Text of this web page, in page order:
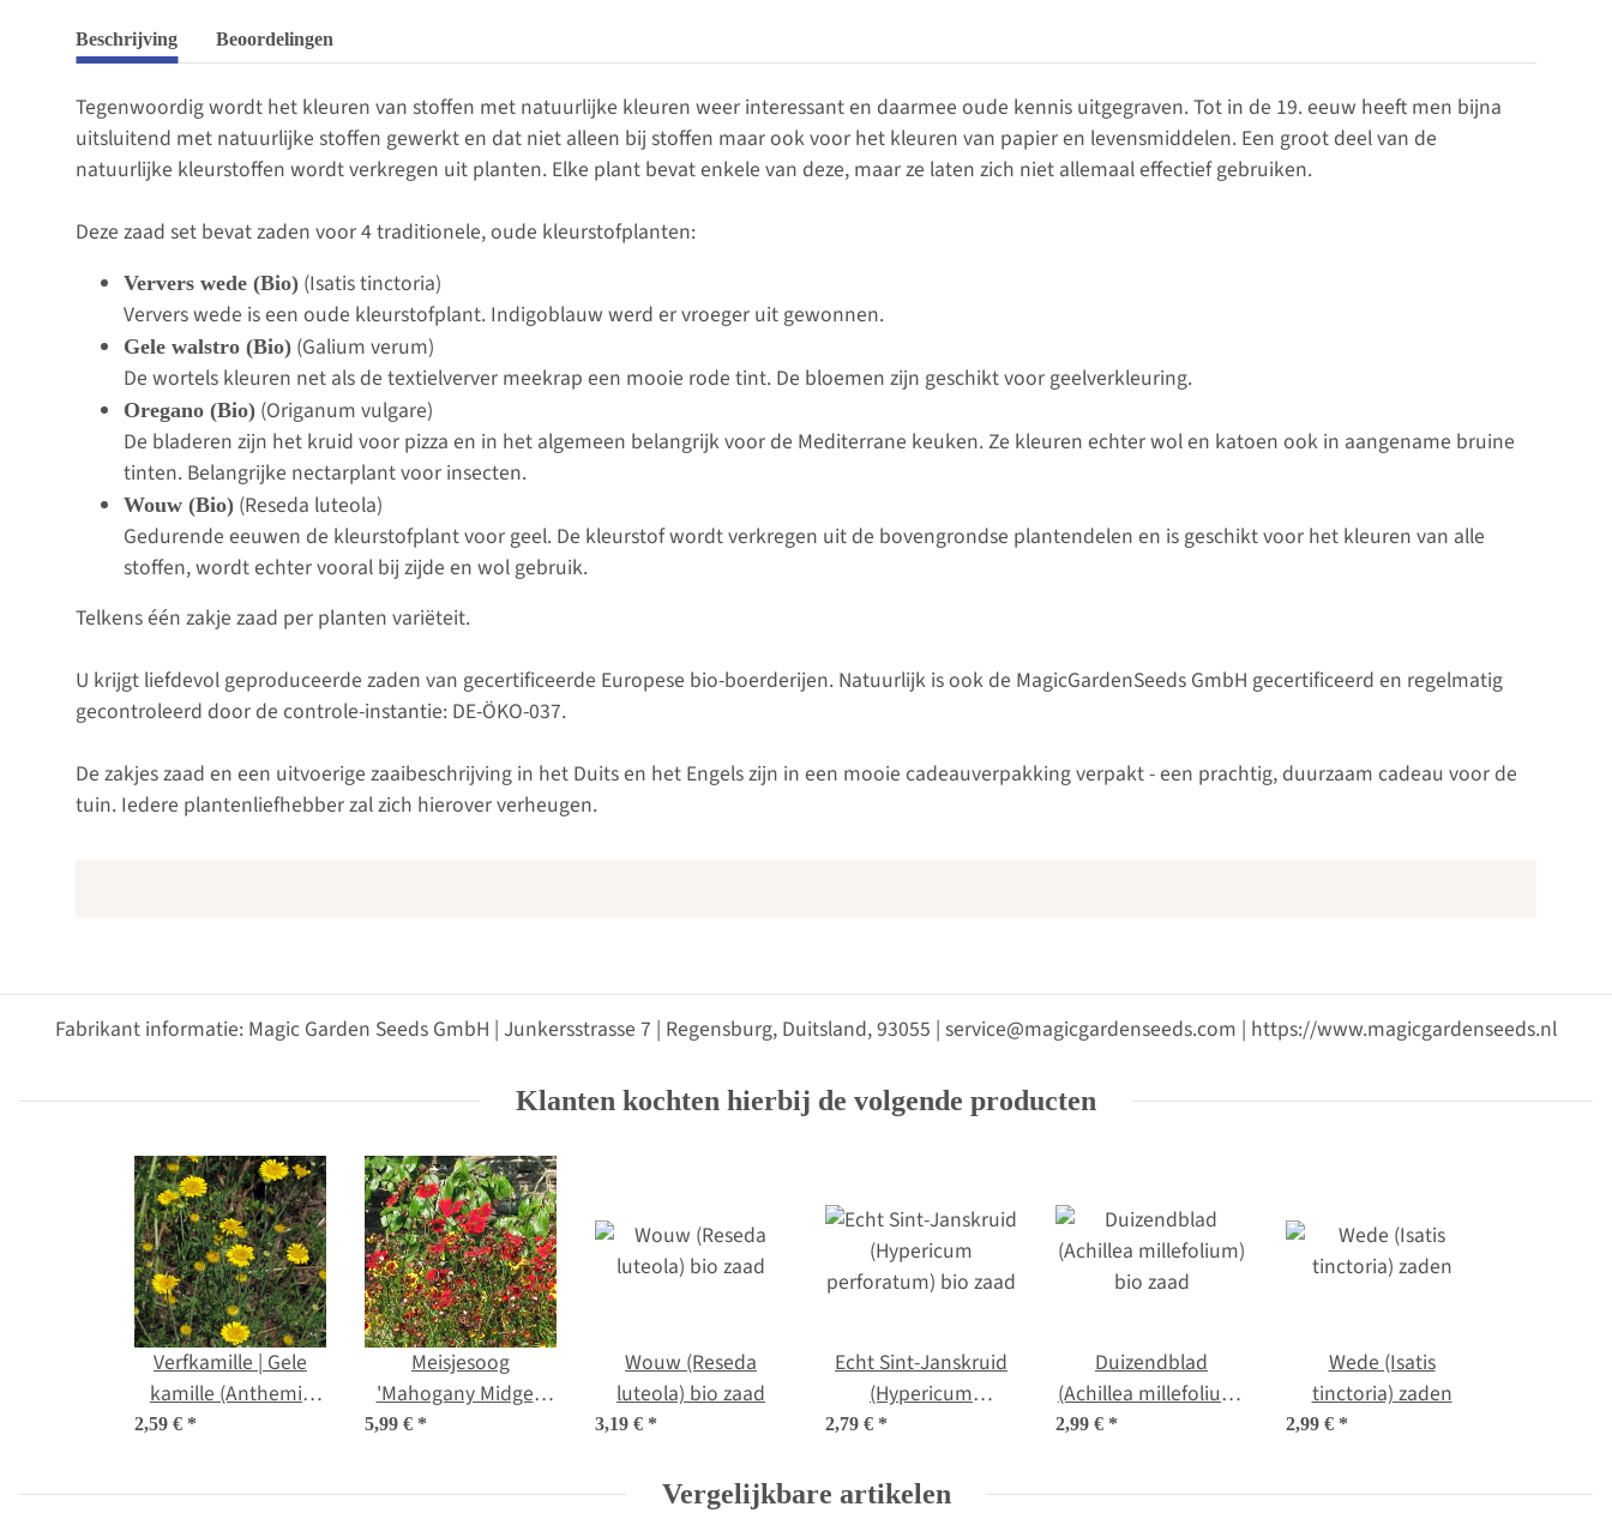
Beschrijving Beoordelingen
Tegenwoordig wordt het kleuren van stoffen met natuurlijke kleuren weer interessant en daarmee oude kennis uitgegraven. Tot in de 19. eeuw heeft men bijna
uitsluitend met natuurlijke stoffen gewerkt en dat niet alleen bij stoffen maar ook voor het kleuren van papier en levensmiddelen. Een groot deel van de
natuurlijke kleurstoffen wordt verkregen uit planten. Elke plant bevat enkele van deze, maar ze laten zich niet allemaal effectief gebruiken.
Deze zaad set bevat zaden voor 4 traditionele, oude kleurstofplanten:
Ververs wede (Bio) (Isatis tinctoria)
Ververs wede is een oude kleurstofplant. Indigoblauw werd er vroeger uit gewonnen.
Gele walstro (Bio) (Galium verum)
De wortels kleuren net als de textielverver meekrap een mooie rode tint. De bloemen zijn geschikt voor geelverkleuring.
Oregano (Bio) (Origanum vulgare)
De bladeren zijn het kruid voor pizza en in het algemeen belangrijk voor de Mediterrane keuken. Ze kleuren echter wol en katoen ook in aangename bruine
tinten. Belangrijke nectarplant voor insecten.
Wouw (Bio) (Reseda luteola)
Gedurende eeuwen de kleurstofplant voor geel. De kleurstof wordt verkregen uit de bovengrondse plantendelen en is geschikt voor het kleuren van alle
stoffen, wordt echter vooral bij zijde en wol gebruik.
Telkens één zakje zaad per planten variëteit.
U krijgt liefdevol geproduceerde zaden van gecertificeerde Europese bio-boerderijen. Natuurlijk is ook de MagicGardenSeeds GmbH gecertificeerd en regelmatig
gecontroleerd door de controle-instantie: DE-ÖKO-037.
De zakjes zaad en een uitvoerige zaaibeschrijving in het Duits en het Engels zijn in een mooie cadeauverpakking verpakt - een prachtig, duurzaam cadeau voor de
tuin. Iedere plantenliefhebber zal zich hierover verheugen.
Fabrikant informatie: Magic Garden Seeds GmbH | Junkersstrasse 7 | Regensburg, Duitsland, 93055 | service@magicgardenseeds.com | https://www.magicgardenseeds.nl
Klanten kochten hierbij de volgende producten
Verfkamille | Gele
kamille (Anthemis
tinctoria) zaden
2,59 € *
Meisjesoog
'Mahogany Midget'
(Coreopsis tinctoria)
5,99 € *
Wouw (Reseda
luteola) bio zaad
3,19 € *
Echt Sint-Janskruid
(Hypericum
perforatum) bio zaad
2,79 € *
Duizendblad
(Achillea millefolium)
bio zaad
2,99 € *
Wede (Isatis
tinctoria) zaden
2,99 € *
Vergelijkbare artikelen